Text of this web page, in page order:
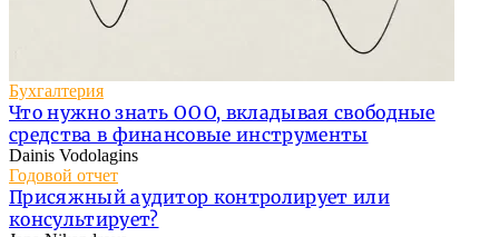
Бухгалтерия
Что нужно знать ООО, вкладывая свободные
средства в финансовые инструменты
Dainis Vodolagins
Годовой отчет
Присяжный аудитор контролирует или
консультирует?